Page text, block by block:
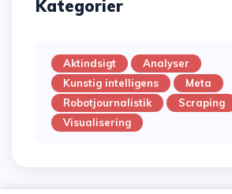
Kategorier
Aktindsigt
Analyser
Kunstig intelligens
Meta
Robotjournalistik
Scraping
Visualisering